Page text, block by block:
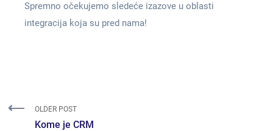
Spremno očekujemo sledeće izazove u oblasti
integracija koja su pred nama!
OLDER POST
Kome je CRM